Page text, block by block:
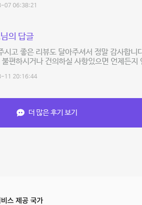
07 06:38:21
의 답글
시고 좋은 리뷰도 달아주셔서 정말 감사합
편하시거나 건의하실 사항있으면 언제든지
11 20:16:44
더 많은 후기 보기
스 제공 국가